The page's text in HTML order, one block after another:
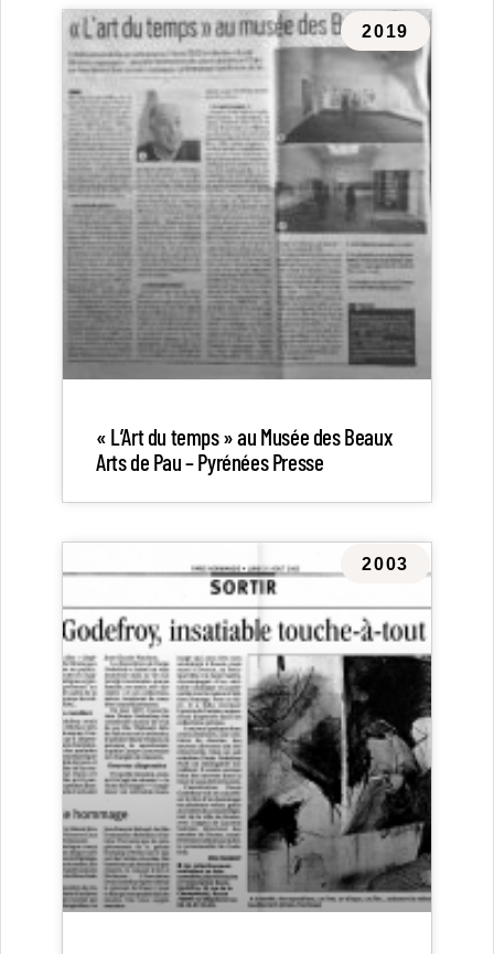
2019
« L’Art du temps » au Musée des Beaux
Arts de Pau – Pyrénées Presse
2003